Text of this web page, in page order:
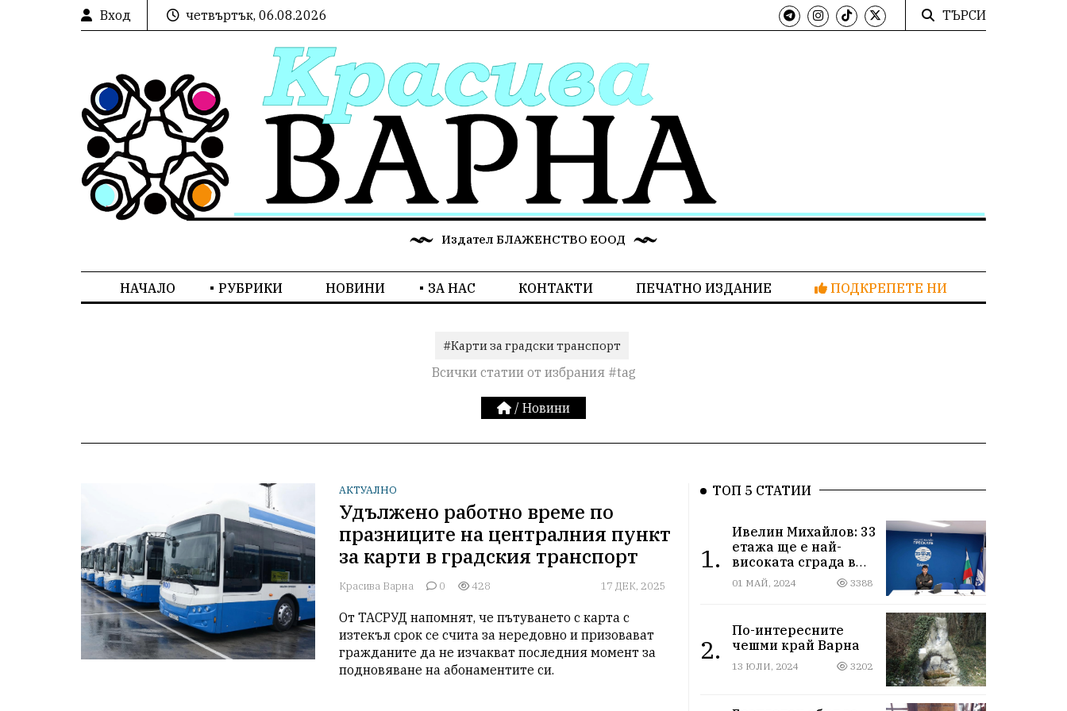
Вход четвъртък, 06.08.2026 ТЪРСИ
Издател БЛАЖЕНСТВО ЕООД
НАЧАЛО РУБРИКИ НОВИНИ ЗА НАС КОНТАКТИ ПЕЧАТНО ИЗДАНИЕ ПОДКРЕПЕТЕ НИ
#Карти за градски транспорт
Всички статии от избрания #tag
/ Новини
АКТУАЛНО
Удължено работно време по
празниците на централния пункт
за карти в градския транспорт
Красива Варна 0 428 17 ДЕК, 2025
От ТАСРУД напомнят, че пътуването с карта с
изтекъл срок се счита за нередовно и призовават
гражданите да не изчакват последния момент за
подновяване на абонаментите си.
ТОП 5 СТАТИИ
1.
Ивелин Михайлов: 33
етажа ще е най-
високата сграда в
новия Сити център
във Варна
01 МАЙ, 2024 3388
2.
По-интересните
чешми край Варна
13 ЮЛИ, 2024 3202